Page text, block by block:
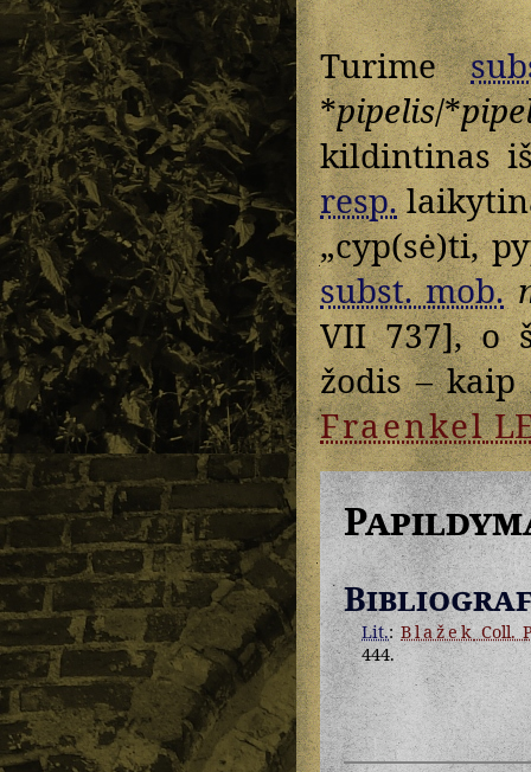
Turime
*pipelis/*
kildintinas
resp.
„cyp(sė)ti,
subst. mob.
VII 737], o
žodis –
Fraenkel
Lit.:BlažekColl.
444.